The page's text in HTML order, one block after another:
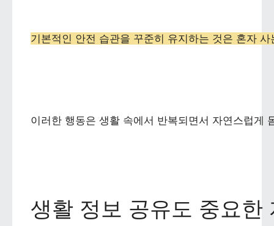
기본적인 안전 습관을 꾸준히 유지하는 것은 혼자
이러한 행동은 생활 속에서 반복되면서 자연스럽
생활 정보 공유도 중요한